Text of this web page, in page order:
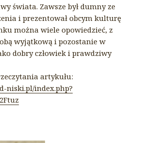
świata. Zawsze był dumny ze
i prezentował obcym kulturę
można wiele opowiedzieć, z
wyjątkową i pozostanie w
dobry człowiek i prawdziwy
artykułu:
niski.pl/index.php?